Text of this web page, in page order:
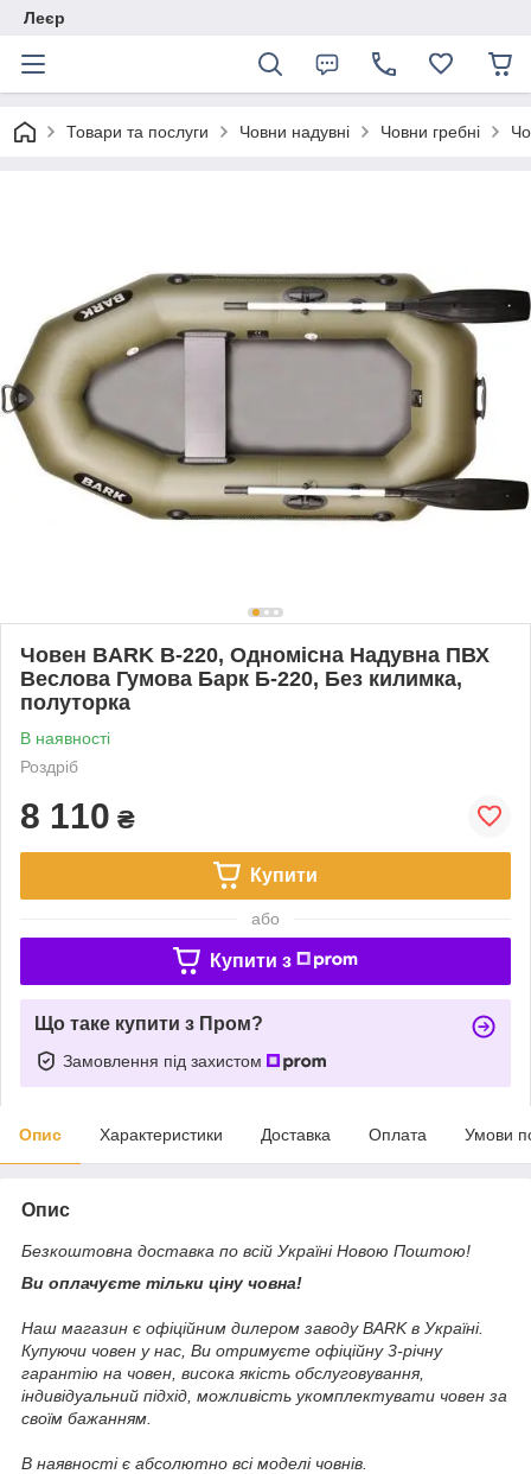
Леєр
Товари та послуги Човни надувні Човни гребні
Човен BARK B-220, Одномісна Надувна ПВХ
Веслова Гумова Барк Б-220, Без килимка,
полуторка
В наявності
Роздріб
8 110 ₴
Купити
або
Купити з
Що таке купити з Пром?
Замовлення під захистом
Опис Характеристики Доставка Оплата Умови
Опис
Безкоштовна доставка по всій Україні Новою Поштою!
Ви оплачуєте тільки ціну човна!
Наш магазин є офіційним дилером заводу BARK в Україні.
Купуючи човен у нас, Ви отримуєте офіційну 3-річну
гарантію на човен, висока якість обслуговування,
індивідуальний підхід, можливість укомплектувати човен за
своїм бажанням.
В наявності є абсолютно всі моделі човнів.